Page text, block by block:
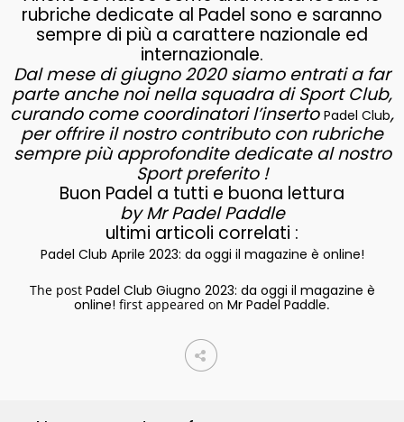
rubriche dedicate al Padel sono e saranno
sempre di più a carattere nazionale ed
internazionale.
Dal mese di giugno 2020 siamo entrati a far
parte anche noi nella squadra di Sport Club,
curando come coordinatori l’inserto Padel Club,
per offrire il nostro contributo con rubriche
sempre più approfondite dedicate al nostro
Sport preferito !
Buon Padel a tutti e buona lettura
by Mr Padel Paddle
ultimi articoli correlati :
Padel Club Aprile 2023: da oggi il magazine è online!
The post Padel Club Giugno 2023: da oggi il magazine è
online! first appeared on Mr Padel Paddle.